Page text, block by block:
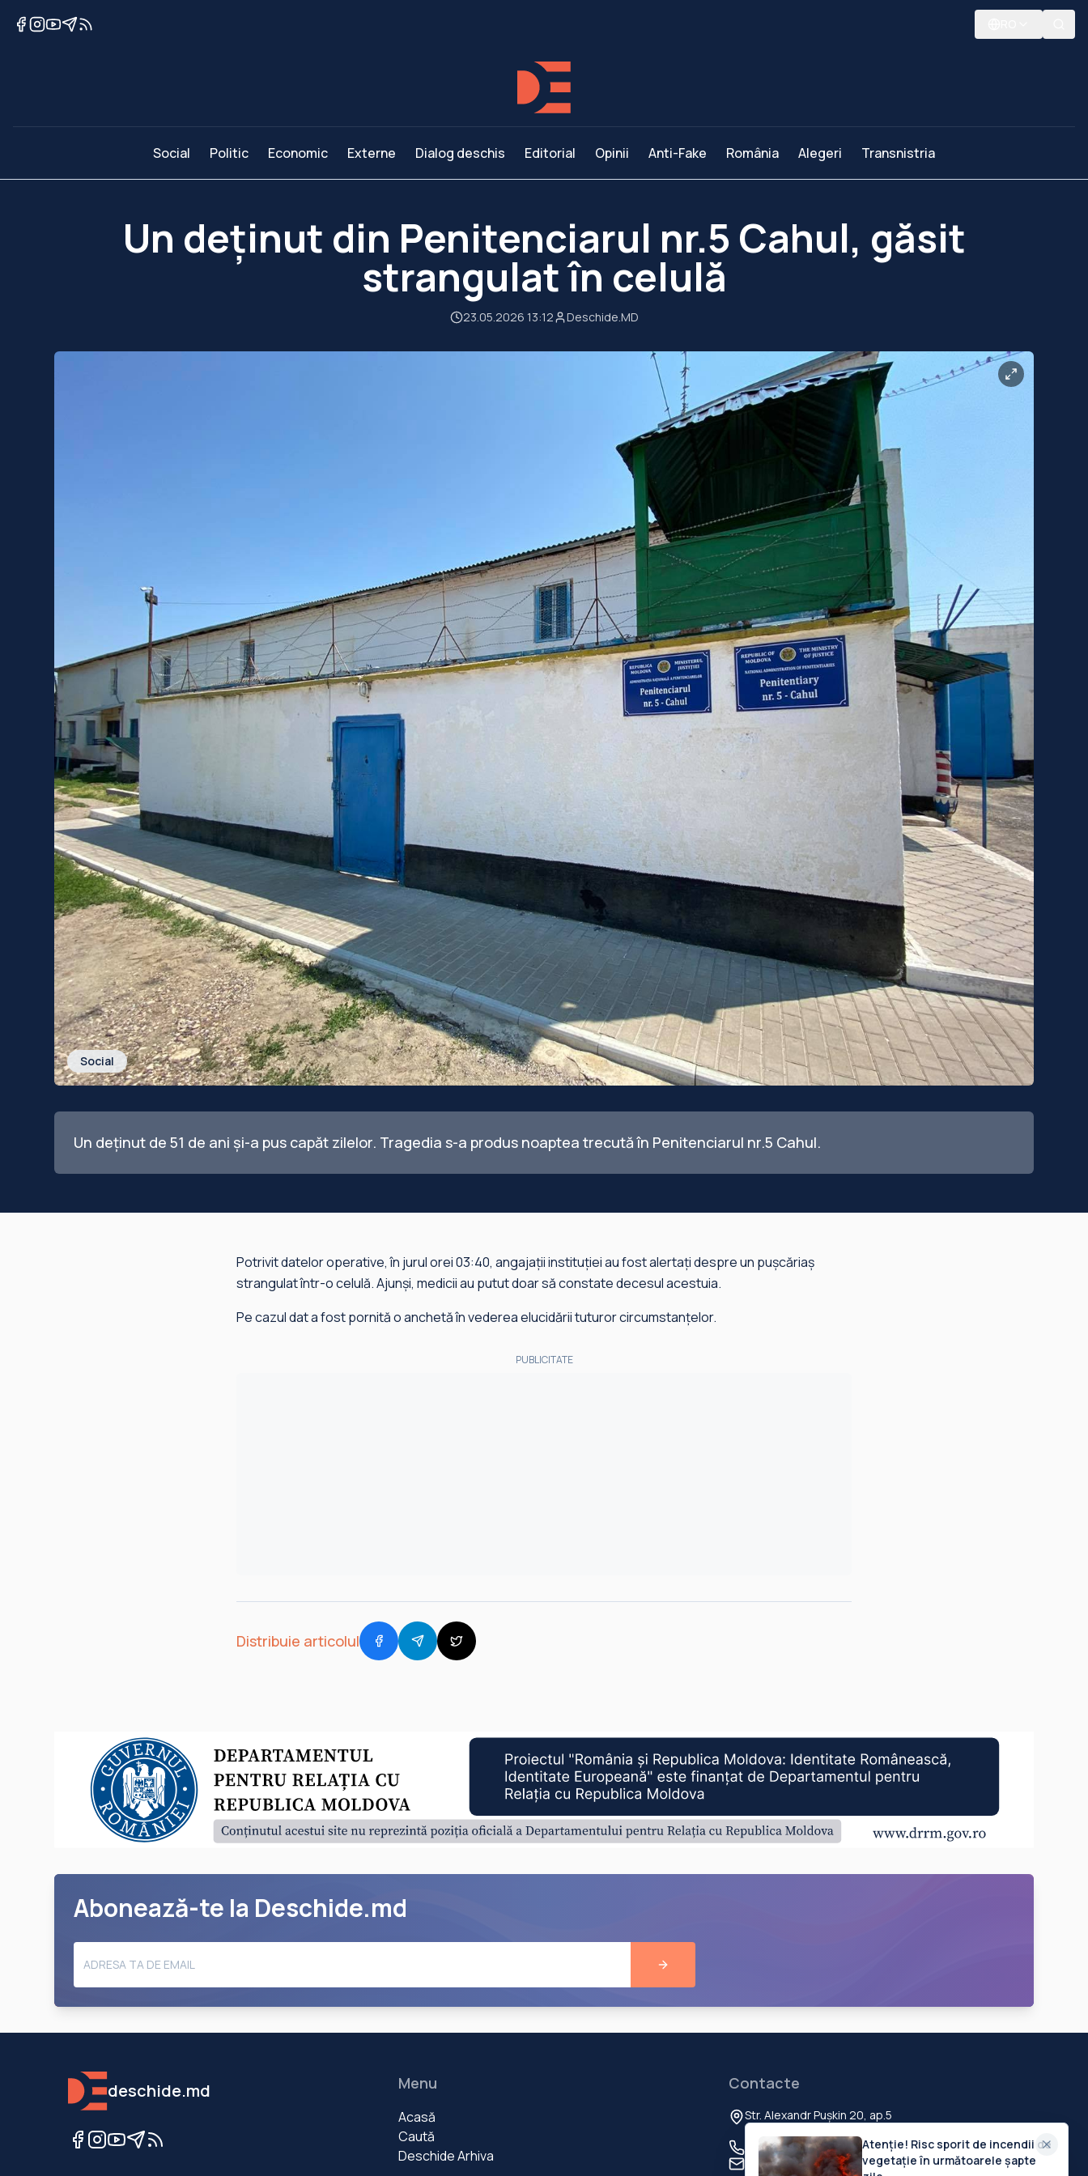
Social Politic Economic Externe Dialog deschis Editorial Opinii Anti-Fake România Alegeri Transnistria
Un deținut din Penitenciarul nr.5 Cahul, găsit
strangulat în celulă
23.05.2026 13:12 Deschide.MD
Social
Un deținut de 51 de ani și-a pus capăt zilelor. Tragedia s-a produs noaptea trecută în Penitenciarul nr.5 Cahul.
Potrivit datelor operative, în jurul orei 03:40, angajații instituției au fost alertați despre un pușcăriaș
strangulat într-o celulă. Ajunși, medicii au putut doar să constate decesul acestuia.
Pe cazul dat a fost pornită o anchetă în vederea elucidării tuturor circumstanțelor.
PUBLICITATE
Distribuie articolul
Abonează-te la Deschide.md
deschide.md Menu
Acasă
Caută
Deschide Arhiva
Contacte
Str. Alexandr Pușkin 20, ap.5
Chisinau, MD-2012, Republica Moldova
+373 60 103 111
contact@deschide.md
Atenție! Risc sporit de incendii de
vegetație în următoarele șapte